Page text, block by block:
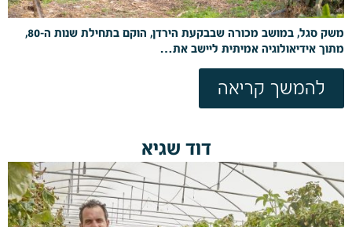
משק סגל, במושב מכורה שבבקעת הירדן, הוקם בתחילת שנות ה-80,
מתוך אידיאולוגיה אמיתית ליישב את…
להמשך קריאה
דוד שגיא